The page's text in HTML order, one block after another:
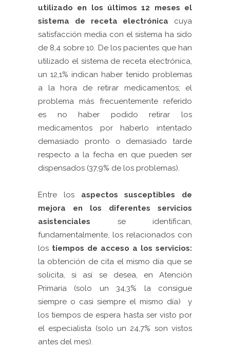
utilizado en los últimos 12 meses el
sistema de receta electrónica cuya
satisfacción media con el sistema ha sido
de 8,4 sobre 10. De los pacientes que han
utilizado el sistema de receta electrónica,
un 12,1% indican haber tenido problemas
a la hora de retirar medicamentos; el
problema más frecuentemente referido
es no haber podido retirar los
medicamentos por haberlo intentado
demasiado pronto o demasiado tarde
respecto a la fecha en que pueden ser
dispensados (37,9% de los problemas).
Entre los aspectos susceptibles de
mejora en los diferentes servicios
asistenciales se identifican,
fundamentalmente, los relacionados con
los tiempos de acceso a los servicios:
la obtención de cita el mismo día que se
solicita, si así se desea, en Atención
Primaria (solo un 34,3% la consigue
siempre o casi siempre el mismo día) y
los tiempos de espera hasta ser visto por
el especialista (solo un 24,7% son vistos
antes del mes).